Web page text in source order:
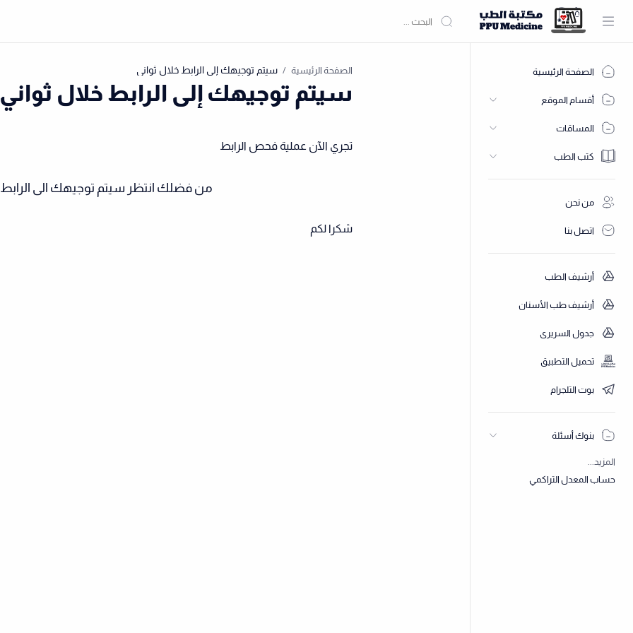
الصفحة الرئيسية
أقسام الموقع
المساقات
كتب الطب
من نحن
اتصل بنا
أرشيف الطب
أرشيف طب الأسنان
جدول السريري
تحميل التطبيق
بوت التلجرام
بنوك أسئلة
المزيد...
حساب المعدل التراكمي
الصفحة الرئيسية
سيتم توجيهك إلى الرابط خلال ثواني
تجري الآن عملية فحص الرابط
من فضلك انتظر سيتم توجيهك الى
شكرا لكم